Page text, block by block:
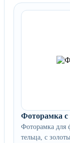
Фоторамка с
Фоторамка для
тельца, с